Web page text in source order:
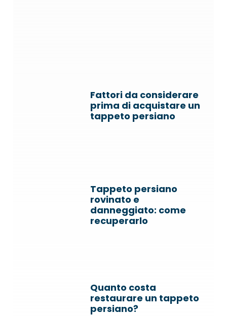
Fattori da considerare
prima di acquistare un
tappeto persiano
Tappeto persiano
rovinato e
danneggiato: come
recuperarlo
Quanto costa
restaurare un tappeto
persiano?